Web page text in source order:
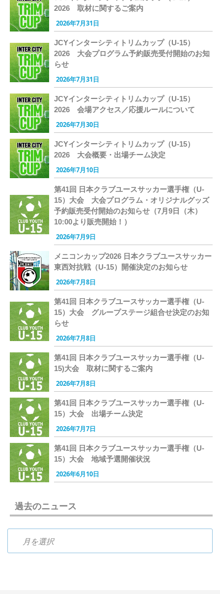
2026 取材に関するご案内
2026年7月31日
JCYインターシティトリムカップ（U-15）
2026 大会プログラム予約販売受付開始のお知
らせ
2026年7月31日
JCYインターシティトリムカップ（U-15）
2026 会場アクセス／応援ルールについて
2026年7月30日
JCYインターシティトリムカップ（U-15）
2026 大会概要・出場チーム決定
2026年7月10日
第41回 日本クラブユースサッカー選手権（U-
15）大会 大会プログラム・オリジナルグッズ
予約販売受付開始のお知らせ（7月9日（木）
10:00より販売開始！）
2026年7月9日
メニコンカップ2026 日本クラブユースサッカー
東西対抗戦（U-15）開催決定のお知らせ
2026年7月8日
第41回 日本クラブユースサッカー選手権（U-
15）大会 グループステージ組合せ決定のお知
らせ
2026年7月8日
第41回 日本クラブユースサッカー選手権（U-
15)大会 取材に関するご案内
2026年7月8日
第41回 日本クラブユースサッカー選手権（U-
15）大会 出場チーム決定
2026年7月7日
第41回 日本クラブユースサッカー選手権（U-
15）大会 地域予選開催状況
2026年6月10日
過去のニュース